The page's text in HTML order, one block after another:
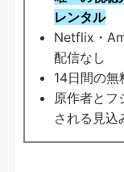
レンタル
Netflix・
配信なし
14日間の
原作者とフ
される見込